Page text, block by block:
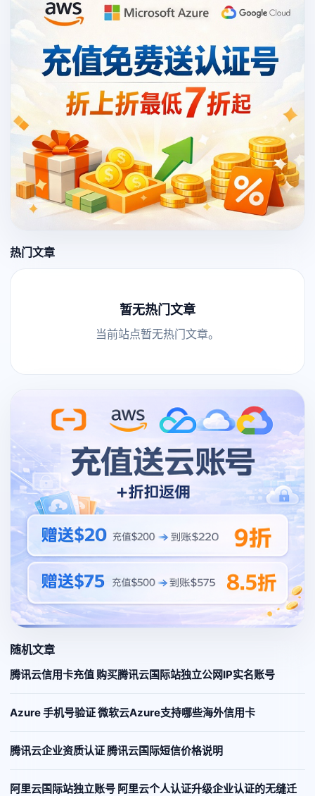
热门文章
暂无热门文章
当前站点暂无热门文章。
随机文章
腾讯云信用卡充值 购买腾讯云国际站独立公网IP实名账号
Azure 手机号验证 微软云Azure支持哪些海外信用卡
腾讯云企业资质认证 腾讯云国际短信价格说明
阿里云国际站独立账号 阿里云个人认证升级企业认证的无缝迁